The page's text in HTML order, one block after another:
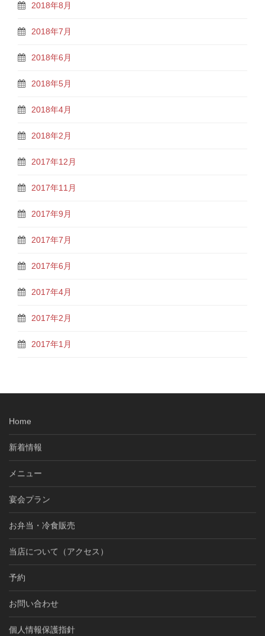
2018年8月
2018年7月
2018年6月
2018年5月
2018年4月
2018年2月
2017年12月
2017年11月
2017年9月
2017年7月
2017年6月
2017年4月
2017年2月
2017年1月
Home
新着情報
メニュー
宴会プラン
お弁当・冷食販売
当店について（アクセス）
予約
お問い合わせ
個人情報保護指針